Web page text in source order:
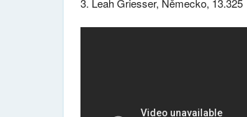
3. Leah Griesser, Německo, 13.325